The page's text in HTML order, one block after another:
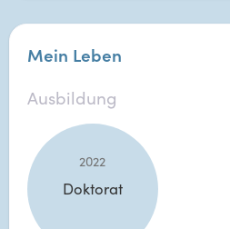
Mein Leben
Ausbildung
2022
Doktorat